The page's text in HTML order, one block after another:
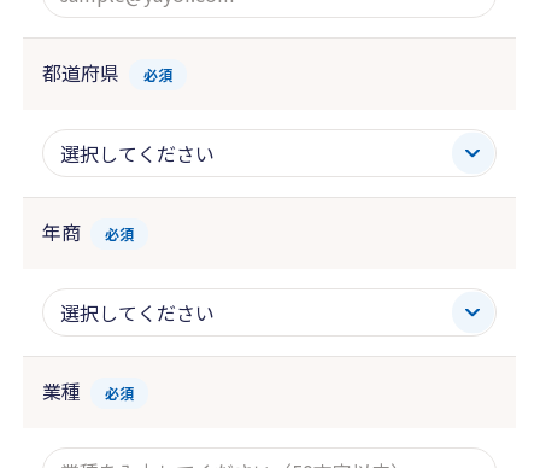
都道府県 必須
年商 必須
業種 必須